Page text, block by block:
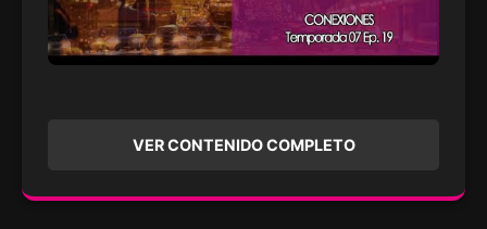
VER CONTENIDO COMPLETO